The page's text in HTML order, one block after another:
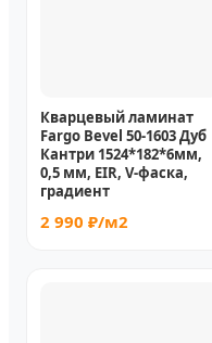
Кварцевый ламинат
Fargo Bevel 50-1603 Дуб
Кантри 1524*182*6мм,
0,5 мм, EIR, V-фаска,
градиент
2 990 ₽/м2